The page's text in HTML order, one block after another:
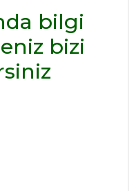
bilgi
bizi